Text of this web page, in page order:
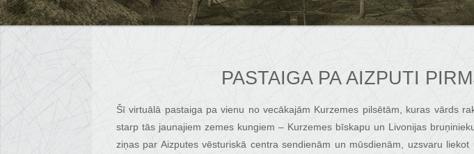
PASTAIGA PA AIZPUTI
Šī virtuālā pastaiga pa vienu no vecākajām Kurzemes pilsētām, kuras vārds
starp tās jaunajiem zemes kungiem – Kurzemes bīskapu un Livonijas
ziņas par Aizputes vēsturiskā centra sendienām un mūsdienām, uzsvaru